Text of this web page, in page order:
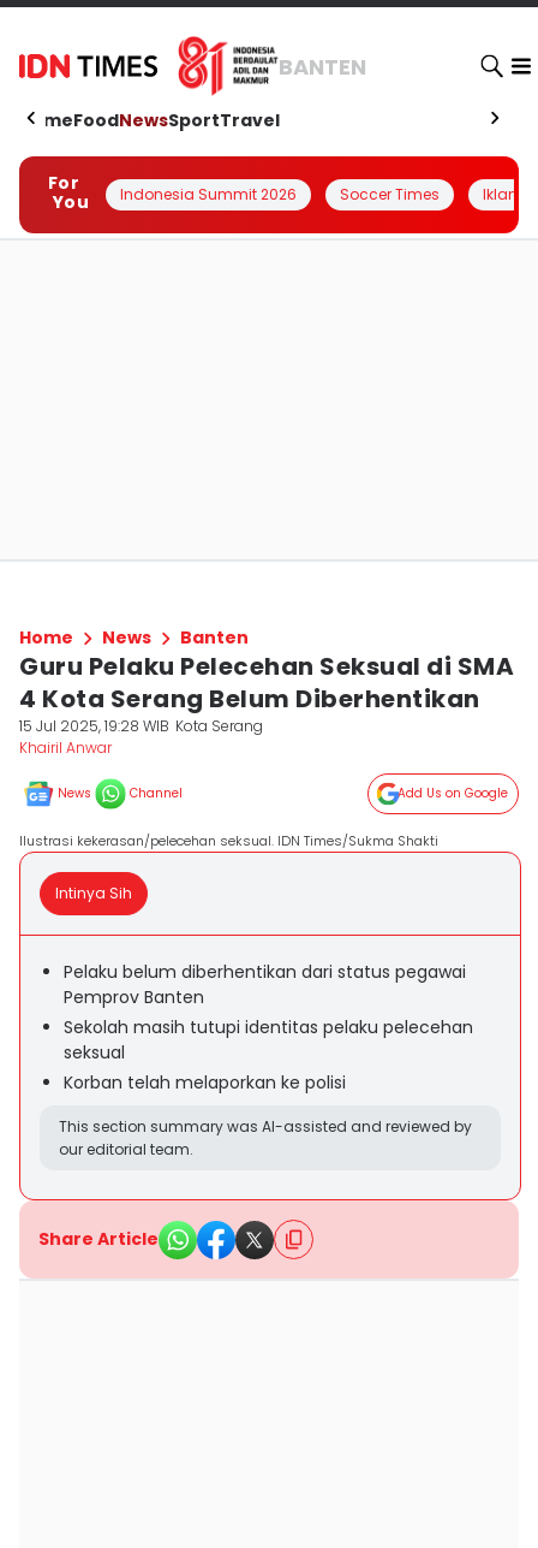
BANTEN
HomeFoodNewsSportTravel
For
You
Indonesia Summit 2026 Soccer Times Iklanin
Home News Banten
Guru Pelaku Pelecehan Seksual di SMA
4 Kota Serang Belum Diberhentikan
15 Jul 2025, 19:28 WIB Kota Serang
Khairil Anwar
News Channel Add Us on Google
Ilustrasi kekerasan/pelecehan seksual. IDN Times/Sukma Shakti
Intinya Sih
Pelaku belum diberhentikan dari status pegawai
Pemprov Banten
Sekolah masih tutupi identitas pelaku pelecehan
seksual
Korban telah melaporkan ke polisi
This section summary was AI-assisted and reviewed by
our editorial team.
Share Article